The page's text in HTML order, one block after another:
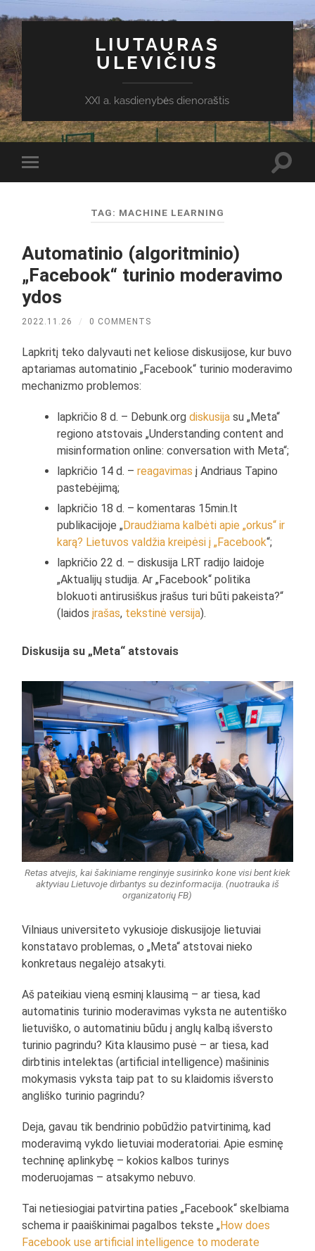
LIUTAURAS
ULEVIČIUS
XXI a. kasdienybės dienoraštis
Toggle
mobile
TAG: MACHINE LEARNING
Automatinio (algoritminio)
„Facebook“ turinio moderavimo
ydos
2022.11.26 / 0 COMMENTS
Lapkritį teko dalyvauti net keliose diskusijose, kur buvo
aptariamas automatinio „Facebook“ turinio moderavimo
mechanizmo problemos:
lapkričio 8 d. – Debunk.orgdiskusija su „Meta“
regiono atstovais „Understanding content and
misinformation online: conversation with Meta“;
lapkričio 14 d. –reagavimas į Andriaus Tapino
pastebėjimą;
lapkričio 18 d. – komentaras 15min.lt
publikacijoje „Draudžiama kalbėti apie „orkus“ ir
karą? Lietuvos valdžia kreipėsi į „Facebook“;
lapkričio 22 d. – diskusija LRT radijo laidoje
„Aktualijų studija. Ar „Facebook“ politika
blokuoti antirusiškus įrašus turi būti pakeista?“
(laidosįrašas, tekstinė versija).
Diskusija su „Meta“ atstovais
Retas atvejis, kai šakiniame renginyje susirinko kone visi bent kiek
aktyviau Lietuvoje dirbantys su dezinformacija. (nuotrauka iš
organizatorių FB)
Vilniaus universiteto vykusioje diskusijoje lietuviai
konstatavo problemas, o „Meta“ atstovai nieko
konkretaus negalėjo atsakyti.
Aš pateikiau vieną esminį klausimą – ar tiesa, kad
automatinis turinio moderavimas vyksta ne autentiško
lietuviško, o automatiniu būdu į anglų kalbą išversto
turinio pagrindu? Kita klausimo pusė – ar tiesa, kad
dirbtinis intelektas (artificial intelligence) mašininis
mokymasis vyksta taip pat to su klaidomis išversto
angliško turinio pagrindu?
Deja, gavau tik bendrinio pobūdžio patvirtinimą, kad
moderavimą vykdo lietuviai moderatoriai. Apie esminę
techninę aplinkybę – kokios kalbos turinys
moderuojamas – atsakymo nebuvo.
Tai netiesiogiai patvirtina paties „Facebook“ skelbiama
schema ir paaiškinimai pagalbos tekste „How does
Facebook use artificial intelligence to moderate